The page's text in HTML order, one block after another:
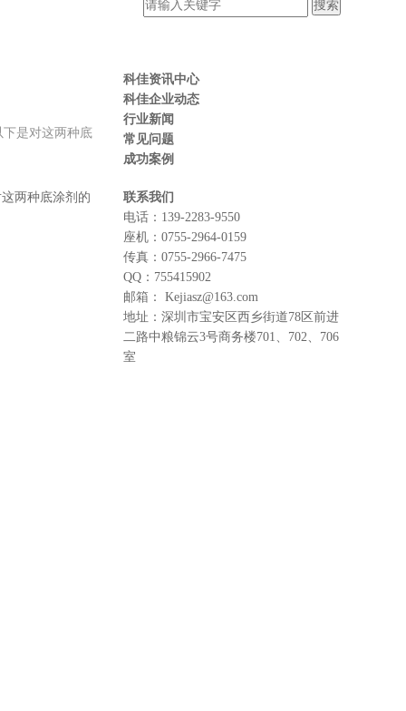
是对这两种底
两种底涂剂的
科佳资讯中心
科佳企业动态
行业新闻
常见问题
成功案例
联系我们
电话： 139-2283-9550
座机： 0755-2964-0159
传真： 0755-2966-7475
QQ： 755415902
邮箱：
Kejiasz@163.com
地址： 深圳市宝安区西乡街道78区前进
二路中粮锦云3号商务楼701、702、706
室